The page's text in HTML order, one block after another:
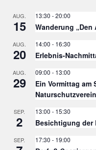
AUG.
15
13:30 -20:00
Wanderung
AUG.
20
14:00 - 16:30
Erlebnis-
AUG.
29
09:00 - 13:00
Ein Vormittag am
SEP.
2
13:00 - 15:30
Besichtigung der
SEP. 17:30 - 19:00